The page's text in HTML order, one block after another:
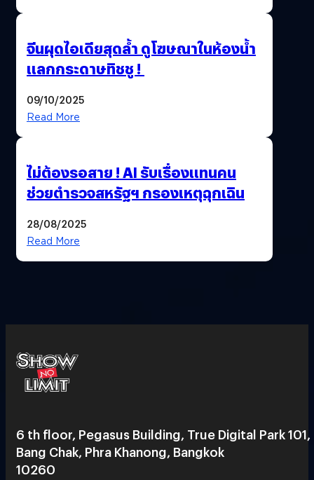
จีนผุดไอเดียสุดล้ำ ดูโฆษณาในห้องน้ำ
แลกกระดาษทิชชู !
09/10/2025
Read More
ไม่ต้องรอสาย ! AI รับเรื่องแทนคน
ช่วยตำรวจสหรัฐฯ กรองเหตุฉุกเฉิน
28/08/2025
Read More
6 th floor, Pegasus Building, True Digital Park 101,
Bang Chak, Phra Khanong, Bangkok
10260